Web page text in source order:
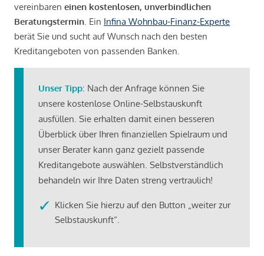
vereinbaren einen kostenlosen, unverbindlichen
Beratungstermin . Ein Infina Wohnbau-Finanz-Experte
berät Sie und sucht auf Wunsch nach den besten
Kreditangeboten von passenden Banken.
Unser Tipp: Nach der Anfrage können Sie
unsere kostenlose Online-Selbstauskunft
ausfüllen. Sie erhalten damit einen besseren
Überblick über Ihren finanziellen Spielraum und
unser Berater kann ganz gezielt passende
Kreditangebote auswählen. Selbstverständlich
behandeln wir Ihre Daten streng vertraulich!
Klicken Sie hierzu auf den Button „weiter zur
Selbstauskunft“.